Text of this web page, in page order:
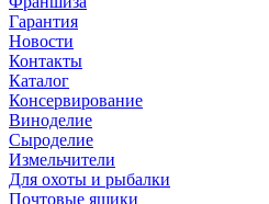
Гарантия
Новости
Контакты
Каталог
Консервирование
Виноделие
Сыроделие
Измельчители
Для охоты и рыбалки
Почтовые ящики